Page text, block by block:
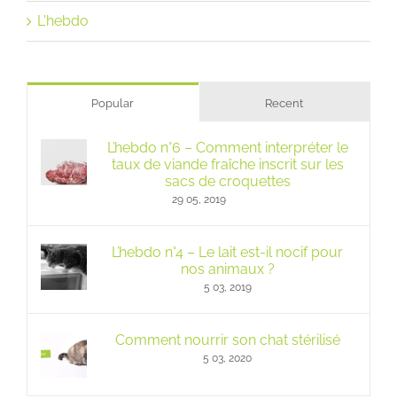
L'hebdo
Popular Recent
L’hebdo n°6 – Comment interpréter le
taux de viande fraîche inscrit sur les
sacs de croquettes
29 05, 2019
L’hebdo n°4 – Le lait est-il nocif pour
nos animaux ?
5 03, 2019
Comment nourrir son chat stérilisé
5 03, 2020